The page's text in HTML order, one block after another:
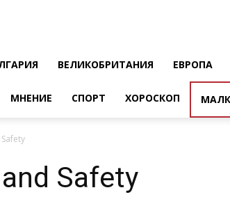
ВЕЛИКОБРИТАНИЯ ЕВРОПА
МНЕНИЕ СПОРТ ХОРОСКОП
Safety